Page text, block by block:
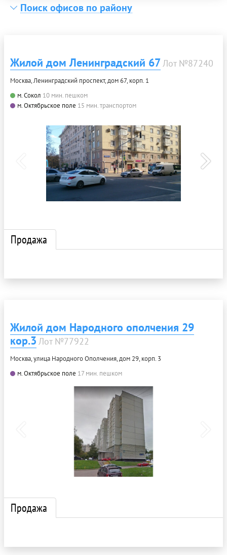
Поиск офисов по району
Жилой дом Ленинградский 67 Лот №87240
Москва, Ленинградский проспект, дом 67, корп. 1
м. Сокол 10 мин. пешком
м. Октябрьское поле 15 мин. транспортом
Продажа
Жилой дом Народного ополчения 29
кор.3 Лот №77922
Москва, улица Народного Ополчения, дом 29, корп. 3
м. Октябрьское поле 17 мин. пешком
Продажа